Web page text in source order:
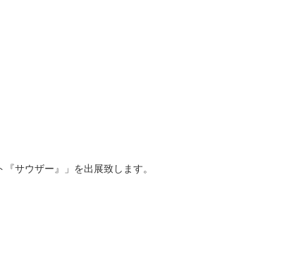
サウザー』」を出展致します。